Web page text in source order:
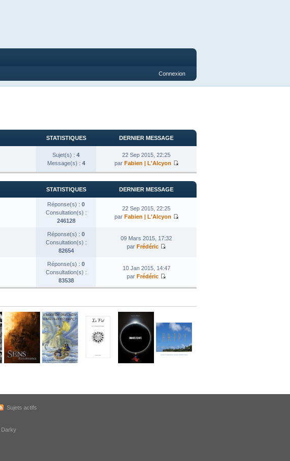
Connexion
STATISTIQUES DERNIER MESSAGE
Sujet(s) : 4
Message(s) : 4
22 Sep 2015, 22:25
par Fabien | L'Alcyon
STATISTIQUES DERNIER MESSAGE
Réponse(s) : 0
Consultation(s) :
246128
22 Sep 2015, 22:25
par Fabien | L'Alcyon
Réponse(s) : 0
Consultation(s) :
82654
09 Mars 2015, 17:32
par Frédéric
Réponse(s) : 0
Consultation(s) :
83538
10 Jan 2015, 14:47
par Frédéric
Sujets actifs
Darky